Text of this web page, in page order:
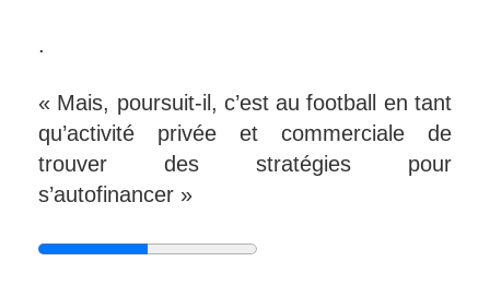
.
« Mais, poursuit-il, c’est au football en tant
qu’activité privée et commerciale de
trouver des stratégies pour
s’autofinancer »